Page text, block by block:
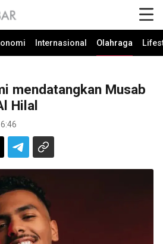
Internasional Olahraga
mendatangkan Musab
Hilal